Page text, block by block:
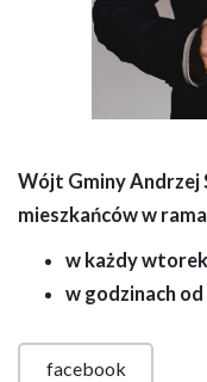
Wójt Gminy Andrzej
mieszkańców w
w każdy wtorek
w godzinach
facebook